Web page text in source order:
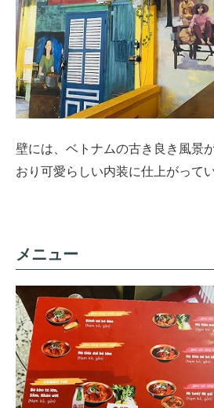
壁には、ベトナムの古き良き風景
おり可愛らしい内装に仕上がってい
メニュー